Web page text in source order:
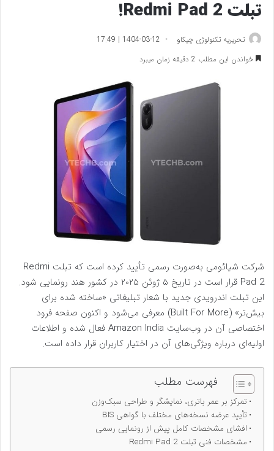
تبلت Redmi Pad 2!
تحریریه تکنولوژی چیکاو
1404-03-12 | 17:49
خواندن این مطلب 2 دقیقه زمان میبرد
شرکت شیائومی به‌صورت رسمی تأیید کرده است که تبلت Redmi
Pad 2 قرار است در تاریخ ۵ ژوئن ۲۰۲۵ در کشور هند رونمایی شود.
این تبلت اندرویدی جدید با شعار تبلیغاتی «ساخته شده برای
بیش‌تر» (Built For More) معرفی می‌شود و اکنون صفحه فرود
اختصاصی آن در وب‌سایت Amazon India فعال شده و اطلاعات
اولیه‌ای درباره ویژگی‌های آن در اختیار کاربران قرار داده است.
فهرست مطلب
تمرکز بر عمر باتری، نمایشگر و طراحی سبک‌وزن
تأیید عرضه نسخه‌های مختلف با گواهی BIS
افشای مشخصات کامل پیش از رونمایی رسمی
مشخصات فنی تبلت Redmi Pad 2